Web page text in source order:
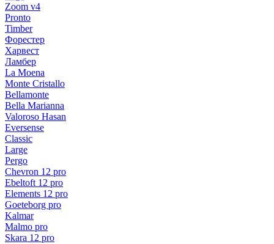
Zoom v4
Pronto
Timber
Форестер
Харвест
Ламбер
La Moena
Monte Cristallo
Bellamonte
Bella Marianna
Valoroso Hasan
Eversense
Classic
Large
Pergo
Chevron 12 pro
Ebeltoft 12 pro
Elements 12 pro
Goeteborg pro
Kalmar
Malmo pro
Skara 12 pro